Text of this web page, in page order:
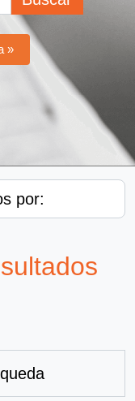
»
por: